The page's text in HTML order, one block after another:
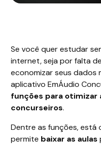
Se você quer estudar
internet, seja por falta
economizar seus dados
aplicativo EmÁudio
funções para otimizar
concurseiros.
Dentre as funções, está
permite baixar as aulas